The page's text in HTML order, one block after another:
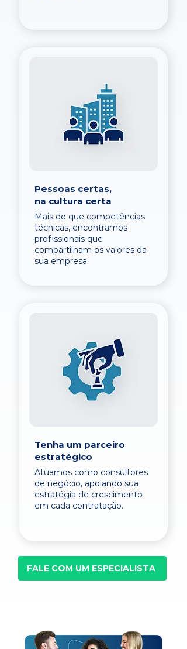
Pessoas certas,
na cultura certa
Mais do que competências
técnicas, encontramos
profissionais que
compartilham os valores da
sua empresa.
Tenha um parceiro
estratégico
Atuamos como consultores
de negócio, apoiando sua
estratégia de crescimento
em cada contratação.
FALE COM UM ESPECIALISTA